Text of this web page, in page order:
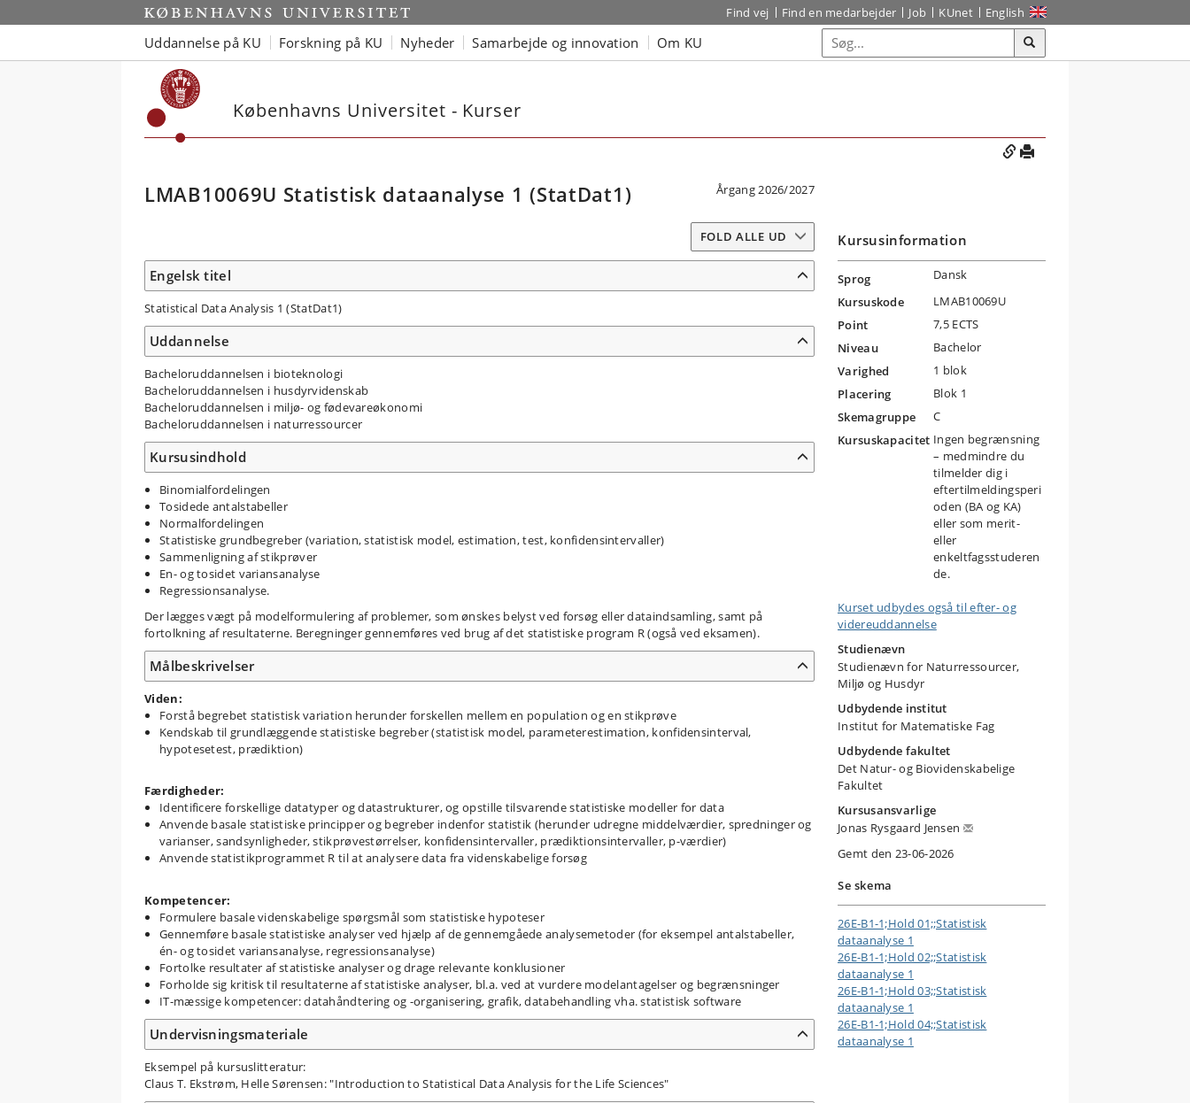
Find vej Find en medarbejder Job KUnet English
Uddannelse på KU Forskning på KU Nyheder Samarbejde og innovation Om KU
Københavns Universitet - Kurser
LMAB10069U Statistisk dataanalyse 1 (StatDat1) Årgang 2026/2027
FOLD ALLE UD
Engelsk titel
Statistical Data Analysis 1 (StatDat1)
Uddannelse
Bacheloruddannelsen i bioteknologi
Bacheloruddannelsen i husdyrvidenskab
Bacheloruddannelsen i miljø- og fødevareøkonomi
Bacheloruddannelsen i naturressourcer
Kursusindhold
Binomialfordelingen
Tosidede antalstabeller
Normalfordelingen
Statistiske grundbegreber (variation, statistisk model, estimation, test, konfidensintervaller)
Sammenligning af stikprøver
En- og tosidet variansanalyse
Regressionsanalyse.
Der lægges vægt på modelformulering af problemer, som ønskes belyst ved forsøg eller dataindsamling, samt på
fortolkning af resultaterne. Beregninger gennemføres ved brug af det statistiske program R (også ved eksamen).
Målbeskrivelser
Viden:
Forstå begrebet statistisk variation herunder forskellen mellem en population og en stikprøve
Kendskab til grundlæggende statistiske begreber (statistisk model, parameterestimation, konfidensinterval,
hypotesetest, prædiktion)
Færdigheder:
Identificere forskellige datatyper og datastrukturer, og opstille tilsvarende statistiske modeller for data
Anvende basale statistiske principper og begreber indenfor statistik (herunder udregne middelværdier, spredninger og
varianser, sandsynligheder, stikprøvestørrelser, konfidensintervaller, prædiktionsintervaller, p-værdier)
Anvende statistikprogrammet R til at analysere data fra videnskabelige forsøg
Kompetencer:
Formulere basale videnskabelige spørgsmål som statistiske hypoteser
Gennemføre basale statistiske analyser ved hjælp af de gennemgåede analysemetoder (for eksempel antalstabeller,
én- og tosidet variansanalyse, regressionsanalyse)
Fortolke resultater af statistiske analyser og drage relevante konklusioner
Forholde sig kritisk til resultaterne af statistiske analyser, bl.a. ved at vurdere modelantagelser og begrænsninger
IT-mæssige kompetencer: datahåndtering og -organisering, grafik, databehandling vha. statistisk software
Undervisningsmateriale
Eksempel på kursuslitteratur:
Claus T. Ekstrøm, Helle Sørensen: "Introduction to Statistical Data Analysis for the Life Sciences"
Kursusinformation
Sprog
Dansk
Kursuskode
LMAB10069U
Point
7,5 ECTS
Niveau
Bachelor
Varighed
1 blok
Placering
Blok 1
Skemagruppe
C
Kursuskapacitet Ingen begrænsning
– medmindre du
tilmelder dig i
eftertilmeldingsperi
oden (BA og KA)
eller som merit-
eller
enkeltfagsstuderen
de.
Kurset udbydes også til efter- og
videreuddannelse
Studienævn
Studienævn for Naturressourcer,
Miljø og Husdyr
Udbydende institut
Institut for Matematiske Fag
Udbydende fakultet
Det Natur- og Biovidenskabelige
Fakultet
Kursusansvarlige
Jonas Rysgaard Jensen
Gemt den 23-06-2026
Se skema
26E-B1-1;Hold 01;;Statistisk
dataanalyse 1
26E-B1-1;Hold 02;;Statistisk
dataanalyse 1
26E-B1-1;Hold 03;;Statistisk
dataanalyse 1
26E-B1-1;Hold 04;;Statistisk
dataanalyse 1